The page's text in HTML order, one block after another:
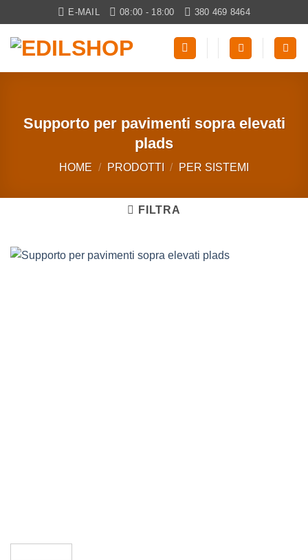
ai
contenuti
E-MAIL 08:00 - 18:00 380 469 8464
Supporto per pavimenti sopra elevati
plads
HOME / PRODOTTI / PER SISTEMI
FILTRA